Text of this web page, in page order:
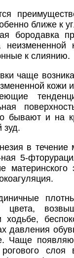
ближе к
бородавка
к слиянию.
чаще
кожи
бывают и на
зуд.
в течение
5-
цвета,
давления
Чаще